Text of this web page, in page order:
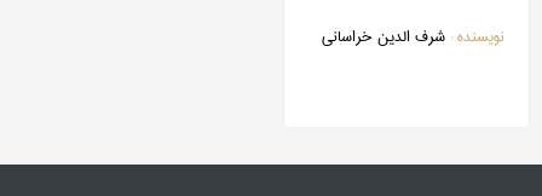
نویسنده : شرف الدین خراسانی